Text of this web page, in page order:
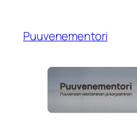
Puuvenementori